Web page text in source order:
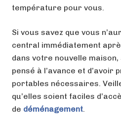
température pour vous.
Si vous savez que vous
central immédiatement
dans votre nouvelle
pensé à l’avance et
portables nécessaires.
qu’elles soient faciles
de déménagement